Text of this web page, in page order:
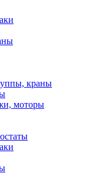
краны
моторы